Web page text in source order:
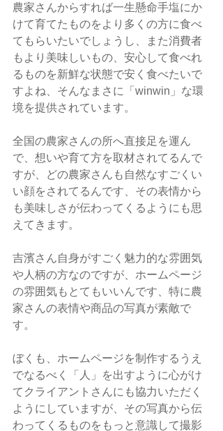
農家さんからすれば一生懸命手塩にか
けて育てたものをより多くの方に食べ
てもらいたいでしょうし、また消費者
もより美味しいもの、安心して食べれ
るものを新鮮な状態で安く食べたいで
すよね、そんなまさに「winwin」な環
境を提供されています。
全国の農家さんの所へ直接足を運ん
で、想いや育て方を取材されてるんで
すが、どの農家さんも自然なすごくい
い顔をされてるんです、その表情から
も美味しさが伝わってくるようにも思
えてきます。
吉濱さん自身がすごく魅力的な雰囲気
や人柄の方なのですが、ホームページ
の雰囲気もとてもいいんです、特に農
家さんの表情や商品の写真が素敵で
す。
ぼくも、ホームページを制作するうえ
でなるべく「人」を出すように心がけ
てクライアントさんにも協力いただく
ようにしていますが、その写真から伝
わってくるものをもっと意識して撮影